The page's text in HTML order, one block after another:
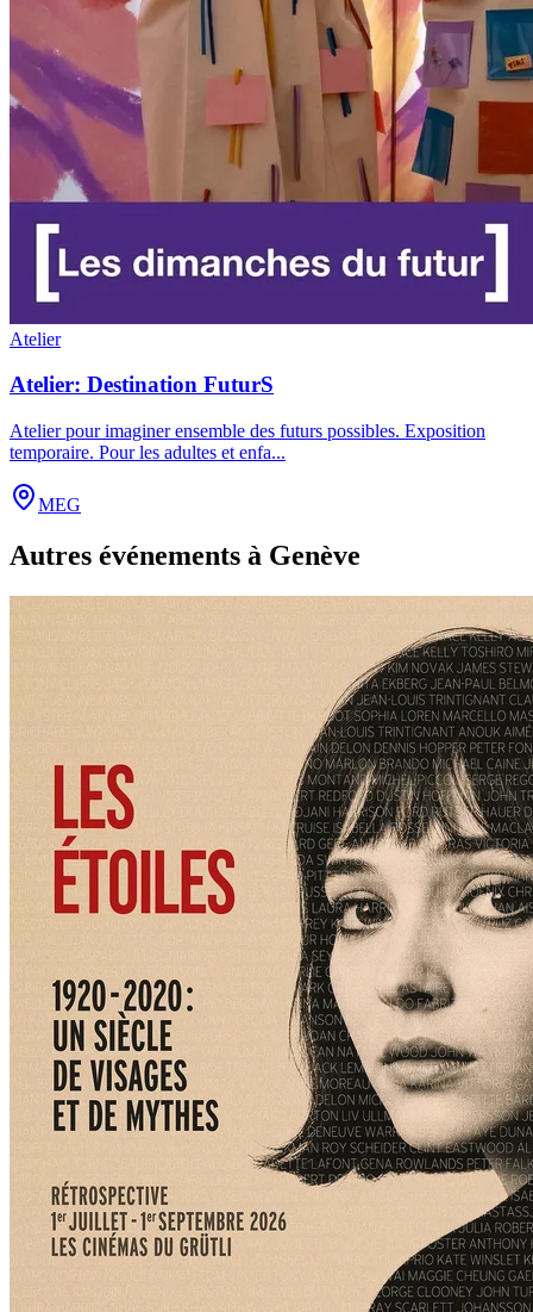
Atelier
Atelier: Destination FuturS
Atelier pour imaginer ensemble des futurs possibles. Exposition
temporaire. Pour les adultes et enfa...
MEG
Autres événements à Genève